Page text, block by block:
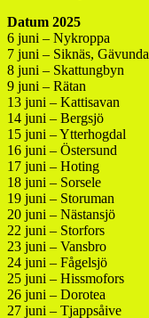
Datum 2025
6 juni – Nykroppa
7 juni – Siknäs, Gävunda
8 juni – Skattungbyn
9 juni – Rätan
13 juni – Kattisavan
14 juni – Bergsjö
15 juni – Ytterhogdal
16 juni – Östersund
17 juni – Hoting
18 juni – Sorsele
19 juni – Storuman
20 juni – Nästansjö
22 juni – Storfors
23 juni – Vansbro
24 juni – Fågelsjö
25 juni – Hissmofors
26 juni – Dorotea
27 juni – Tjappsåive